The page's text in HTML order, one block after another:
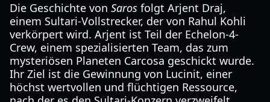
Die Geschichte von Saros folgt Arjent Draj,
einem Sultari-Vollstrecker, der von Rahul Kohli
verkörpert wird. Arjent ist Teil der Echelon-4-
Crew, einem spezialisierten Team, das zum
mysteriösen Planeten Carcosa geschickt wurde.
Ihr Ziel ist die Gewinnung von Lucinit, einer
höchst wertvollen und flüchtigen Ressource,